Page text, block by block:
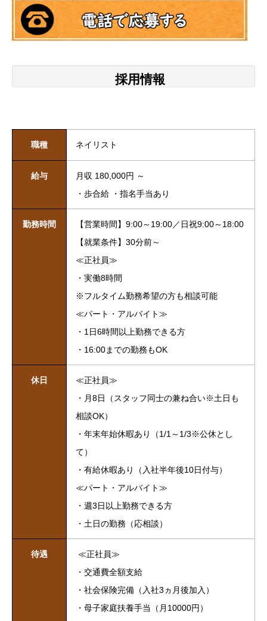
採用情報
職種 ネイリスト
給与
月収 180,000円 ～
・歩合給 ・指名手当あり
勤務時間
【営業時間】9:00～19:00／日祝9:00～18:00
【就業条件】30分前～
≪正社員≫
・実働8時間
※フルタイム勤務希望の方も相談可能
≪パート・アルバイト≫
・1日6時間以上勤務できる方
・16:00までの勤務もOK
休日
≪正社員≫
・月8日（スタッフ同士の兼ね合い※土日も
相談OK）
・年末年始休暇あり（1/1～1/3※公休とし
て）
・有給休暇あり（入社半年後10日付与）
≪パート・アルバイト≫
・週3日以上勤務できる方
・土日の勤務（応相談）
待遇
≪正社員≫
・交通費全額支給
・社会保険完備（入社3ヵ月後加入）
・母子家庭扶養手当（月10000円）